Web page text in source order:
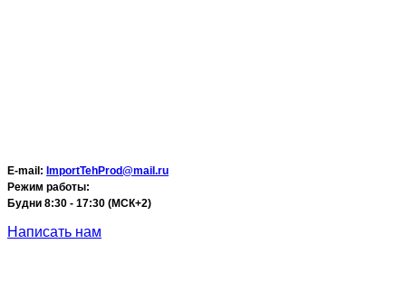
E-mail: ImportTehProd@mail.ru
Режим работы:
Будни 8:30 - 17:30 (МСК+2)
Написать нам